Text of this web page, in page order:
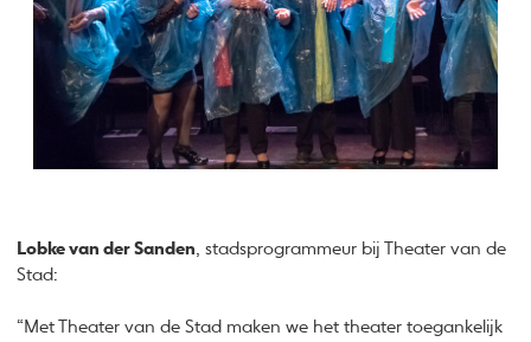
Lobke van der Sanden , stadsprogrammeur bij Theater van de
Stad:
“Met Theater van de Stad maken we het theater toegankelijk